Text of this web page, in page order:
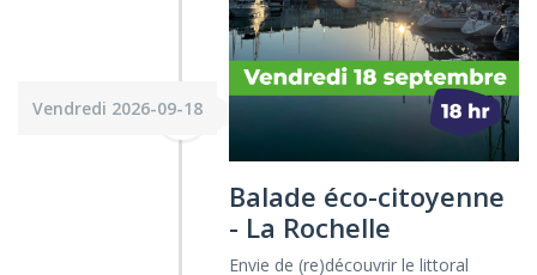
Vendredi 2026-09-18
Balade éco-citoyenne
- La Rochelle
Envie de (re)découvrir le littoral